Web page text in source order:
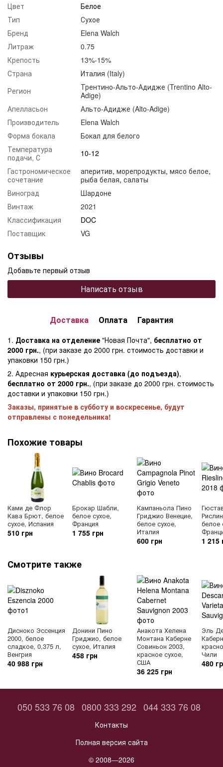
Цвет
Белое
Тип
Сухое
Бренд
Elena Walch
Литраж
0.75
Крепость
13%-15%
Страна
Италия (Italy)
Регион
Трентино-Альто-Адидже (Trentino Alto-
Adige)
Апелласьон
Альто-Адидже (Alto-Adige)
Производитель
Elena Walch
Форма бокала
Бокал для белого
Температура
подачи, С
10-12
Гастрономическое
сочетание
аперитив, морепродукты, мясо белое,
рыба белая, салаты
Виноград
Шардоне
Винтаж
2021
Классификация
DOC
Поставщик
VG
Отзывы
Добавьте первый отзыв
Написать отзыв
Доставка Оплата Гарантия
1. Доставка на отделение "Новая Почта", бесплатно от
2000 грн., (при заказе до 2000 грн. стоимость доставки и
упаковки 150 грн.)
2. Адресная курьерская доставка (до подъезда),
бесплатно от 2000 грн., (при заказе до 2000 грн. стоимость
доставки и упаковки 150 грн.)
Заказы, принятые в субботу и воскресенье, будут
отправлены с понедельника!
Похожие товары
Ками де Флор
Кава Брют, белое
сухое, Испания
510 грн
Брокар Шабли,
белое сухое,
Франция
1 755 грн
Кампаньола Пино
Гриджио Венецие,
белое сухое,
Италия
600 грн
белое
1 215
Смотрите также
Дисноко Эссенция
2000, белое
сладкое, 0,375 л,
Венгрия
40 988 грн
Донини Пино
Гриджио, белое
сухое, Италия
458 грн
Анакота Хелена
Монтана Каберне
Совиньон 2003,
красное сухое,
США
36 225 грн
Эль
Чили
480
050 533 76 08 0800 333 292 044 333 76 08
Контакты
Полная версия сайта
© 2008—2026